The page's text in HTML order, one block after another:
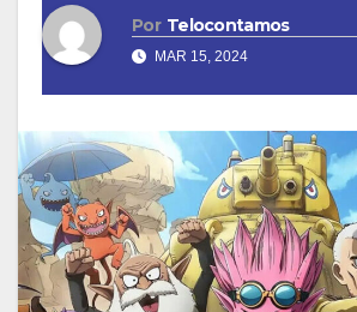
Por Telocontamos
MAR 15, 2024